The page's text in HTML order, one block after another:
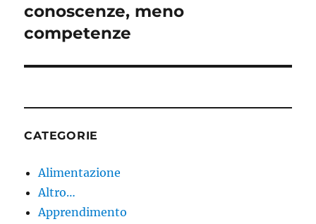
successivo:
conoscenze, meno
competenze
CATEGORIE
Alimentazione
Altro…
Apprendimento